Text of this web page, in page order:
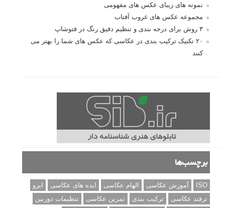
نمونه های زیبای عکس های مفهومی
مجموعه عکس های غروب آفتاب
۳ روش برای درجه بندی و تنظیم دقیق رنگ در فتوشاپ
۲۰ تکنیک ترکیب بندی در عکاسی که عکس های شما را بهتر می
کنند
برچسب‌ها
ISO آموزش عکاسی الهام عکاسی ایده های عکاسی
ایزو
ترفند عکاسی
ترکیب بندی تمرین عکاسی
تنظیمات دوربین